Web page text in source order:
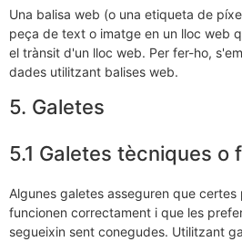
Una balisa web (o una etiqueta de
peça de text o imatge en un lloc web
el trànsit d'un lloc web. Per fer-ho,
dades utilitzant balises web.
5. Galetes
5.1 Galetes tècniques o
Algunes galetes asseguren que
funcionen correctament i que les
segueixin sent conegudes. Utilitzant